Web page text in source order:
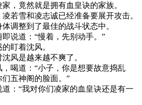
，竟然就是拥有血皇诀的家族。
若雪和凌志诚已经准备要展开攻击。
调整到了最佳的战斗状态中。
说道：“慢着，先别动手。”
盯着沈风。
风是越来越不爽了。
喝道：“小子，你是想要故意捣乱
五神阁的脸面。”
：“我对你们凌家的血皇诀还是有一